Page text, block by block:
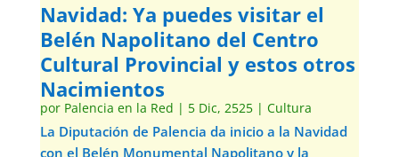
Navidad: Ya puedes visitar el
Belén Napolitano del Centro
Cultural Provincial y estos otros
Nacimientos
por Palencia en la Red | 5 Dic, 2525| Cultura
La Diputación de Palencia da inicio a la Navidad
con el Belén Monumental Napolitano y la